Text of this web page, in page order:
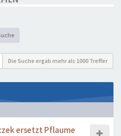
Die Suche ergab mehr als 1000 Treffer
ersetzt Pflaume